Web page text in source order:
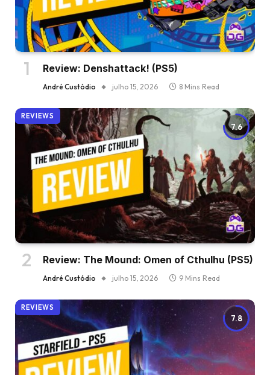
Review: Denshattack! (PS5)
André Custódio julho 15, 2026 8 Mins Read
7.6
REVIEWS
Review: The Mound: Omen of Cthulhu (PS5)
André Custódio julho 15, 2026 9 Mins Read
7.8
REVIEWS